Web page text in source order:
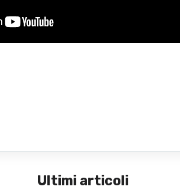
Ultimi articoli